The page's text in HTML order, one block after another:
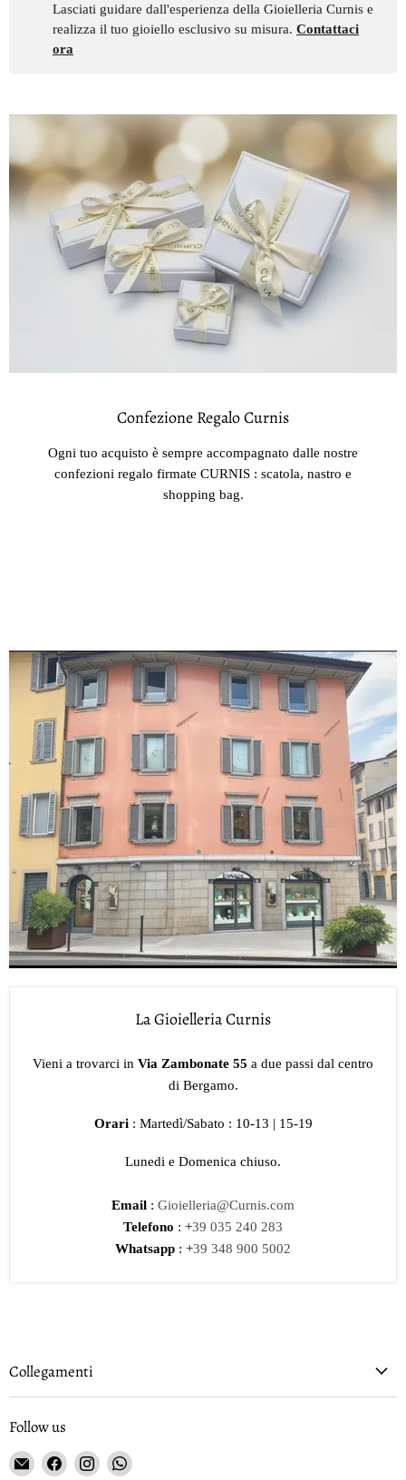
Lasciati guidare dall'esperienza della Gioielleria Curnis e
realizza il tuo gioiello esclusivo su misura. Contattaci
ora
Confezione Regalo Curnis
Ogni tuo acquisto è sempre accompagnato dalle nostre
confezioni regalo firmate CURNIS : scatola, nastro e
shopping bag.
La Gioielleria Curnis
Vieni a trovarci in Via Zambonate 55 a due passi dal centro
di Bergamo.
Orari : Martedì/Sabato : 10-13 | 15-19
Lunedi e Domenica chiuso.
Email : Gioielleria@Curnis.com
Telefono : +39 035 240 283
Whatsapp : +39 348 900 5002
Collegamenti
Follow us
EmailFind
Find
Find